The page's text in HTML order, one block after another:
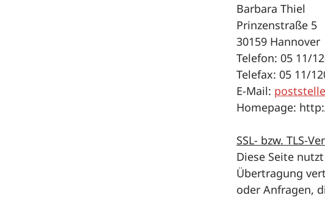
Barbara Thiel
Prinzenstraße 5
30159 Hannover
Telefon: 05 11/
Telefax: 05 11/
E-Mail:
Homepage:
SSL- bzw. TLS-
Diese Seite
Übertragung
oder Anfragen,